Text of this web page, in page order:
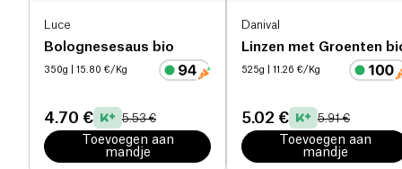
Luce
Bolognesesaus bio
350g | 15.80 €/Kg
4.70 € 5.53 €
Toevoegen aan
mandje
Danival
Linzen met Groenten
525g | 11.26 €/Kg
5.02 € 5.91 €
Toevoegen aan
mandje